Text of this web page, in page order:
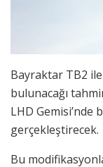
Bayraktar TB2
bulunacağı
LHD Gemisi’nde
gerçekleştirecek.
Bu